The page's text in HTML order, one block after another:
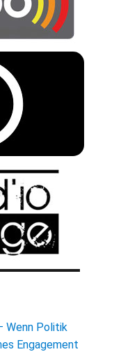
Wenn Politik
Engagement